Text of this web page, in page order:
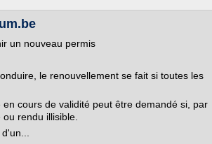
un nouveau permis
le renouvellement se fait si toutes les
cours de validité peut être demandé si, par
rendu illisible.